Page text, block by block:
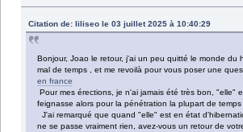
Citation de: liliseo le 03 juillet 2025 à 10:40:29
Bonjour, Joao le retour, j'ai un peu quitté le monde du
mal de temps , et me revoilà pour vous poser une
en france
Pour mes érections, je n'ai jamais été très bon, "elle"
feignasse alors pour la pénétration la plupart de temps
J'ai remarqué que quand "elle" est en état
ne se passe vraiment rien, avez-vous un retour de